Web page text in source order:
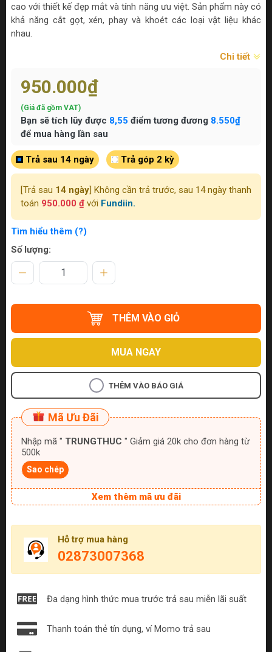
cao với thiết kế đẹp mắt và tính năng ưu việt. Sản phẩm này có
khả năng cắt gọt, xén, phay và khoét các loại vật liệu khác
nhau.
Chi tiết
950.000₫
(Giá đã gồm VAT)
Bạn sẽ tích lũy được 8,55 điểm tương đương 8.550₫
để mua hàng lần sau
Trả sau 14 ngày Trả góp 2 kỳ
[Trả sau 14 ngày ] Không cần trả trước, sau 14 ngày thanh
toán 950.000 ₫ với Fundiin.
Tìm hiểu thêm (?)
Số lượng:
THÊM VÀO GIỎ
MUA NGAY
THÊM VÀO BÁO GIÁ
Mã Ưu Đãi
Nhập mã " TRUNGTHUC " Giảm giá 20k cho đơn hàng từ
500k
Sao chép
Xem thêm mã ưu đãi
Hỗ trợ mua hàng
02873007368
Đa dạng hình thức mua trước trả sau miễn lãi suất
Thanh toán thẻ tín dụng, ví Momo trả sau